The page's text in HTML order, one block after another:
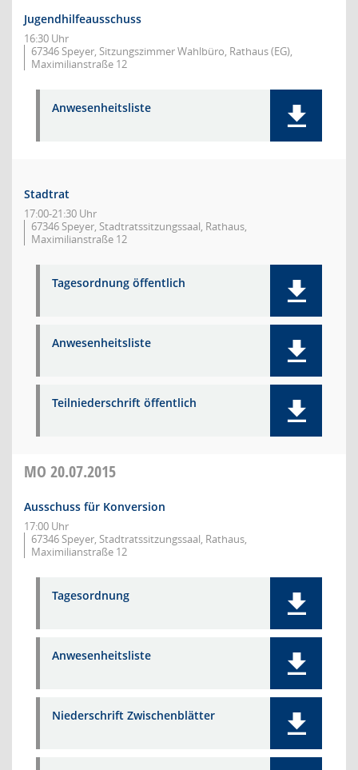
Jugendhilfeausschuss
16:30 Uhr
67346 Speyer, Sitzungszimmer Wahlbüro, Rathaus (EG),
Maximilianstraße 12
Anwesenheitsliste
Stadtrat
17:00-21:30 Uhr
67346 Speyer, Stadtratssitzungssaal, Rathaus,
Maximilianstraße 12
Tagesordnung öffentlich
Anwesenheitsliste
Teilniederschrift öffentlich
MO 20.07.2015
Ausschuss für Konversion
17:00 Uhr
67346 Speyer, Stadtratssitzungssaal, Rathaus,
Maximilianstraße 12
Tagesordnung
Anwesenheitsliste
Niederschrift Zwischenblätter